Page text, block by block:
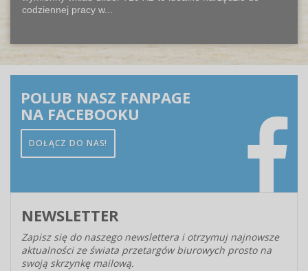
codziennej pracy w...
POLUB NASZ FANPAGE
NA FACEBOOKU
DOŁĄCZ DO NAS!
NEWSLETTER
Zapisz się do naszego newslettera i otrzymuj najnowsze
aktualności ze świata przetargów biurowych prosto na
swoją skrzynkę mailową.